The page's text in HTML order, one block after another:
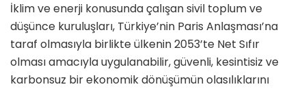
İklim ve enerji konusunda çalışan sivil toplum ve
düşünce kuruluşları, Türkiye’nin Paris Anlaşması’na
taraf olmasıyla birlikte ülkenin 2053’te Net Sıfır
olması amacıyla uygulanabilir, güvenli, kesintisiz ve
karbonsuz bir ekonomik dönüşümün olasılıklarını